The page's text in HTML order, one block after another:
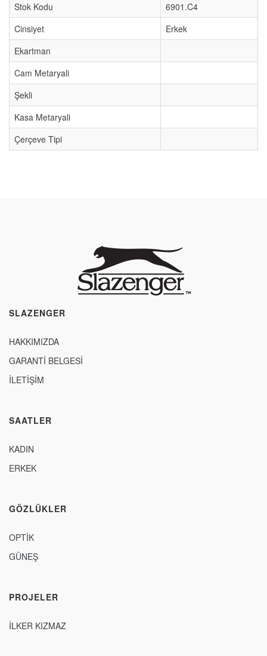
Stok Kodu
6901.C4
Cinsiyet
Erkek
Ekartman
Cam Metaryali
Şekli
Kasa Metaryali
Çerçeve Tipi
SLAZENGER
HAKKIMIZDA
GARANTİ BELGESİ
İLETİŞİM
SAATLER
KADIN
ERKEK
GÖZLÜKLER
OPTİK
GÜNEŞ
PROJELER
İLKER KIZMAZ